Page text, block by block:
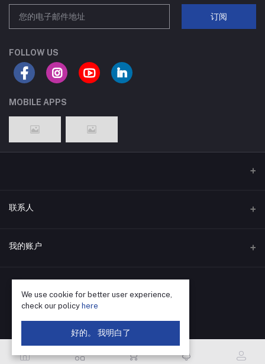
订阅
FOLLOW US
MOBILE APPS
联系人
地址
电话
400-655-8788
SZ@VBsemi.com
我的账户
登录
订单历史
跟踪订单
We use cookie for better user experience,
check our policy here
好的。 我明白了